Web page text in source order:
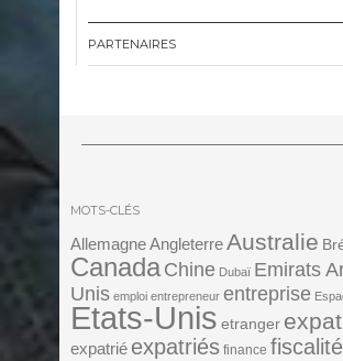
PARTENAIRES
MOTS-CLÉS
Allemagne AngleterreAustralie
Canada Chine Dubaï Emirats
Unis emploi entrepreneur entreprise
Etats-Unis etranger
expatrié expatriés finance fiscalité